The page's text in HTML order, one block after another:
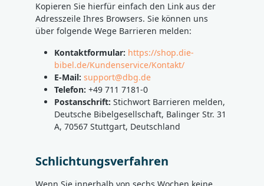
Kopieren Sie hierfür einfach den Link aus der
Adresszeile Ihres Browsers. Sie können uns
über folgende Wege Barrieren melden:
Kontaktformular: https://shop.die-
bibel.de/Kundenservice/Kontakt/
E-Mail: support@dbg.de
Telefon: +49 711 7181-0
Postanschrift: Stichwort Barrieren melden,
Deutsche Bibelgesellschaft, Balinger Str. 31
A, 70567 Stuttgart, Deutschland
Schlichtungsverfahren